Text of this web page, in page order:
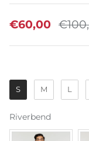
€60,00
S M L
Riverbend